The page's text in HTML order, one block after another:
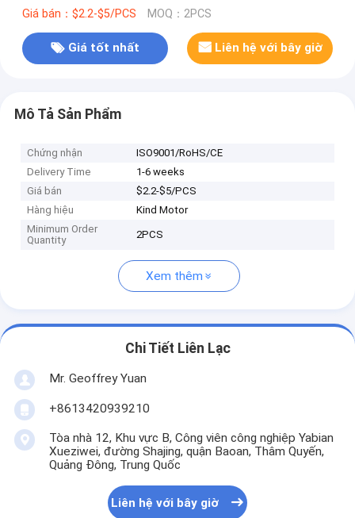
bánh răng kim loại
Giá bán：$2.2-$5/PCS MOQ：2PCS
Giá tốt nhất Liên hệ với bây giờ
Mô Tả Sản Phẩm
Chứng nhận
ISO9001/RoHS/CE
Delivery Time
1-6 weeks
Giá bán
$2.2-$5/PCS
Hàng hiệu
Kind Motor
Minimum Order
Quantity
2PCS
Xem thêm
Chi Tiết Liên Lạc
Mr. Geoffrey Yuan
+8613420939210
Tòa nhà 12, Khu vực B, Công viên công nghiệp Yabian
Xueziwei, đường Shajing, quận Baoan, Thâm Quyến,
Quảng Đông, Trung Quốc
Liên hệ với bây giờ